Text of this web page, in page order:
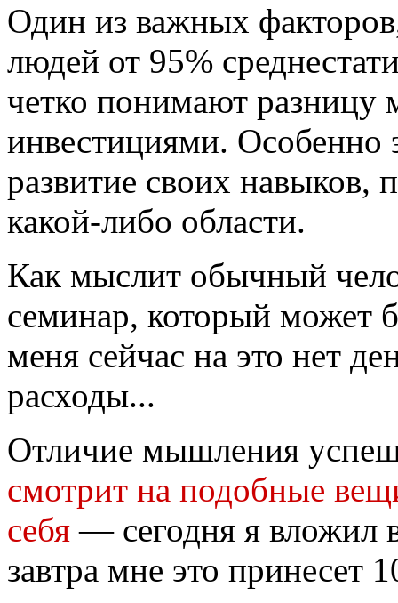
Один из важных
людей от 95%
четко понимают разницу
инвестициями. Особенно
развитие своих навыков,
какой-либо области.
Как мыслит обычный
семинар, который может
меня сейчас на это нет
расходы...
Отличие мышления
смотрит на подобные
себя — сегодня я вложил
завтра мне это принесет